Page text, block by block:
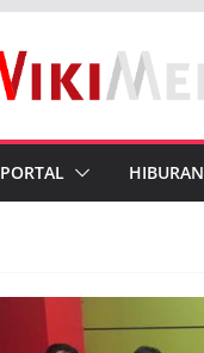
PORTAL HIBURAN